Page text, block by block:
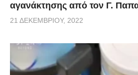
αγανάκτησης από τον Γ.
21 ΔΕΚΕΜΒΡΊΟΥ, 2022